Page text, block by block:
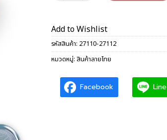
Add to Wishlist
รหัสสินค้า: 27110-27112
หมวดหมู่: สินค้าลายไทย
Facebook Line